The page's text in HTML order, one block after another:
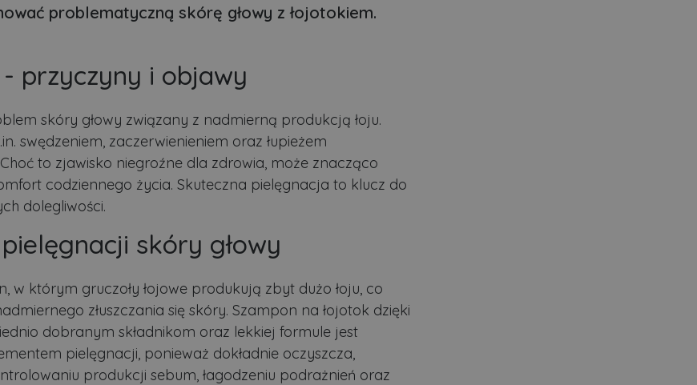
problematyczną skórę głowy z łojotokiem.
przyczyny i objawy
skóry głowy związany z nadmierną produkcją łoju.
swędzeniem, zaczerwienieniem oraz łupieżem
to zjawisko niegroźne dla zdrowia, może znacząco
codziennego życia. Skuteczna pielęgnacja to klucz do
dolegliwości.
skóry głowy
w którym gruczoły łojowe produkują zbyt dużo łoju, co
złuszczania się skóry. Szampon na łojotok dzięki
dobranym składnikom oraz lekkiej formule jest
pielęgnacji, ponieważ dokładnie oczyszcza,
produkcji sebum, łagodzeniu podrażnień oraz